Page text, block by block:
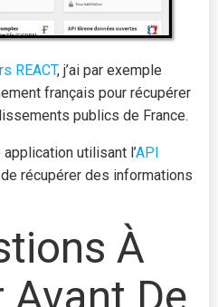
REACT, j’ai par exemple
français pour récupérer
publics de France.
utilisant l’API
récupérer des informations
À
Avant De